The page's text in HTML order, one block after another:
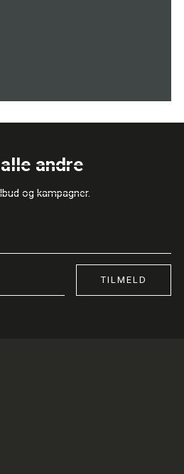
andre
og kampagner.
TILMELD